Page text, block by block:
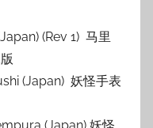
(Rev 1) 马里
(Japan) 妖怪手表
(Japan) 妖怪